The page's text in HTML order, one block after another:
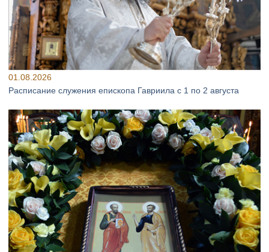
01.08.2026
Расписание служения епископа Гавриила с 1 по 2 августа